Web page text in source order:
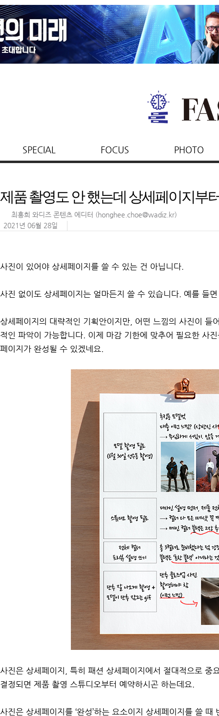
SPECIAL FOCUS PHOTO
제품 촬영도 안 했는데 상세페이지부
최홍희 와디즈 콘텐츠 에디터 (honghee.choe@wadiz.kr)
2021년 06월 28일
사진이 있어야 상세페이지를 쓸 수 있는 건 아닙니다.
사진 없이도 상세페이지는 얼마든지 쓸 수 있습니다. 예를 들
상세페이지의 대략적인 기획안이지만, 어떤 느낌의 사진이 들
적인 파악이 가능합니다. 이제 마감 기한에 맞추어 필요한 사
페이지가 완성될 수 있겠네요.
사진은 상세페이지, 특히 패션 상세페이지에서 절대적으로 중
결정되면 제품 촬영 스튜디오부터 예약하시곤 하는데요.
사진은 상세페이지를 ‘완성’하는 요소이지 상세페이지를 쓸